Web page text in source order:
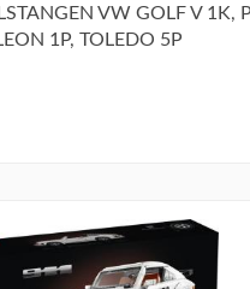
VW GOLF V 1K,
1P, TOLEDO 5P